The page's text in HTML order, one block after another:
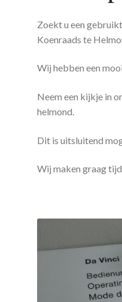
Zoekt u een
Koenraads te
Wij hebben een
Neem een kijkje in
helmond.
Dit is uitsluitend
Wij maken graag